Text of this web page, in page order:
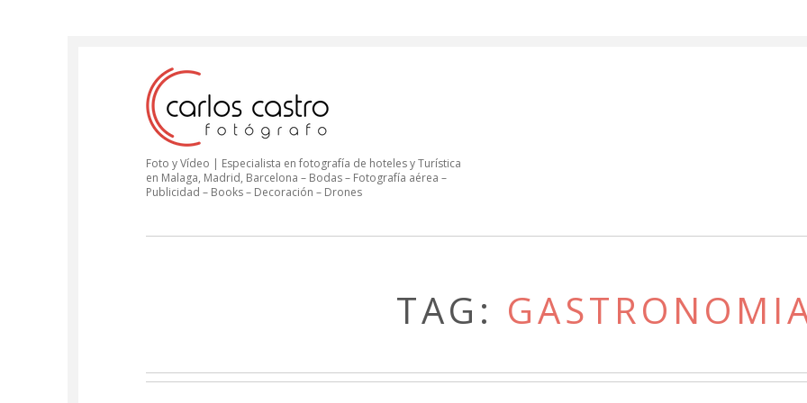
Foto y Vídeo | Especialista en fotografía de hoteles y Turística
en Malaga, Madrid, Barcelona – Bodas – Fotografía aérea –
Publicidad – Books – Decoración – Drones
TAG: